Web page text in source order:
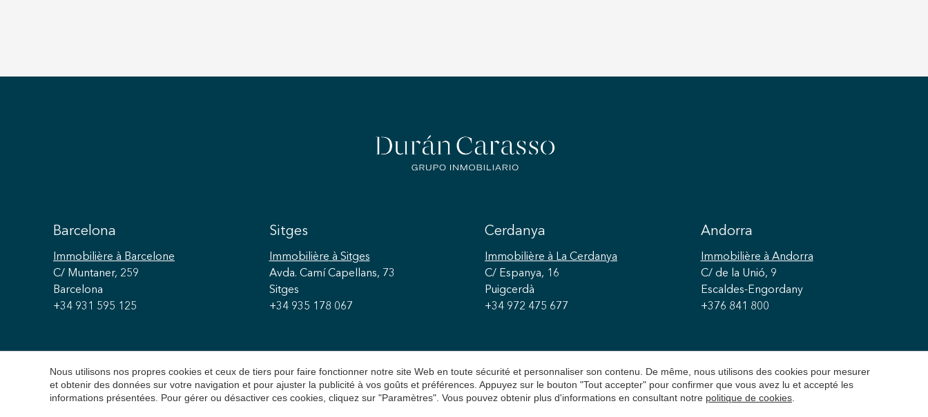
Barcelona
Immobilière à Barcelone
C/ Muntaner, 259
Barcelona
+34 931 595 125
Sitges
Immobilière à Sitges
Avda. Camí Capellans, 73
Sitges
+34 935 178 067
Cerdanya
Immobilière à La Cerdanya
C/ Espanya, 16
Puigcerdà
+34 972 475 677
Andorra
Immobilière à Andorra
C/ de la Unió, 9
Escaldes-Engordany
+376 841 800
Nous utilisons nos propres cookies et ceux de tiers pour faire fonctionner notre site Web en toute sécurité et personnaliser son contenu. De même, nous utilisons des cookies pour mesurer
et obtenir des données sur votre navigation et pour ajuster la publicité à vos goûts et préférences. Appuyez sur le bouton "Tout accepter" pour confirmer que vous avez lu et accepté les
informations présentées. Pour gérer ou désactiver ces cookies, cliquez sur "Paramètres". Vous pouvez obtenir plus d'informations en consultant notre politique de cookies